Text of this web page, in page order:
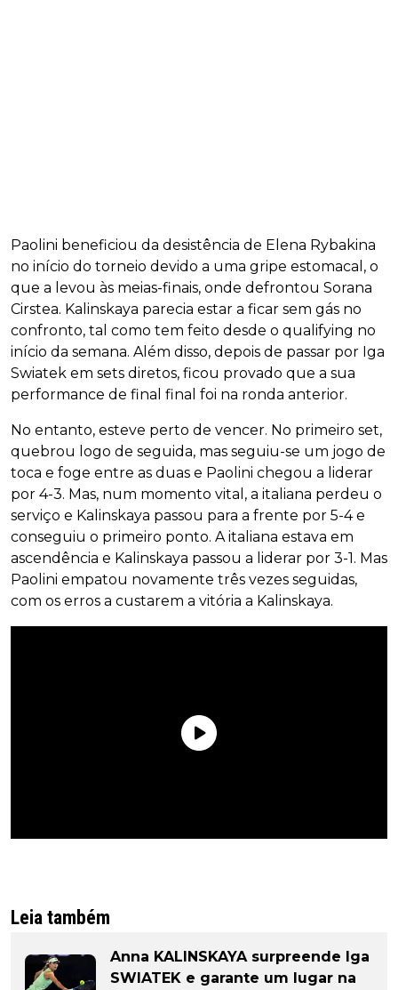
Paolini beneficiou da desistência de Elena Rybakina
no início do torneio devido a uma gripe estomacal, o
que a levou às meias-finais, onde defrontou Sorana
Cirstea. Kalinskaya parecia estar a ficar sem gás no
confronto, tal como tem feito desde o qualifying no
início da semana. Além disso, depois de passar por Iga
Swiatek em sets diretos, ficou provado que a sua
performance de final final foi na ronda anterior.
No entanto, esteve perto de vencer. No primeiro set,
quebrou logo de seguida, mas seguiu-se um jogo de
toca e foge entre as duas e Paolini chegou a liderar
por 4-3. Mas, num momento vital, a italiana perdeu o
serviço e Kalinskaya passou para a frente por 5-4 e
conseguiu o primeiro ponto. A italiana estava em
ascendência e Kalinskaya passou a liderar por 3-1. Mas
Paolini empatou novamente três vezes seguidas,
com os erros a custarem a vitória a Kalinskaya.
Leia também
Anna KALINSKAYA surpreende Iga
SWIATEK e garante um lugar na